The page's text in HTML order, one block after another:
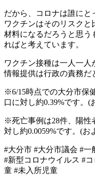
だから、コロナは誰にと
ワクチンはそのリスク
材料になるだろうと思う
ればと考えています。
ワクチン接種は一人一
情報提供は行政の責務だ
※6/15時点での大分市保
口に対し約0.39%です。 (
※死亡事例は28件、陽性
対し約0.0059%です。 (お
#大分市 #大分市議会 #一
#新型コロナウイルス #
童 #未入所児童